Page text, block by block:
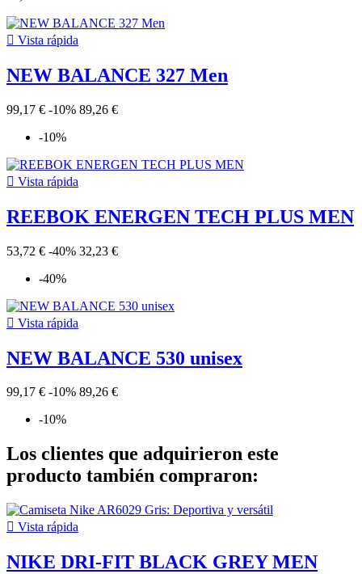
 Vista rápida
NEW BALANCE 327 Men
99,17 € -10% 89,26 €
-10%
 Vista rápida
REEBOK ENERGEN TECH PLUS MEN
53,72 € -40% 32,23 €
-40%
 Vista rápida
NEW BALANCE 530 unisex
99,17 € -10% 89,26 €
-10%
Los clientes que adquirieron este
producto también compraron:
 Vista rápida
NIKE DRI-FIT BLACK GREY MEN